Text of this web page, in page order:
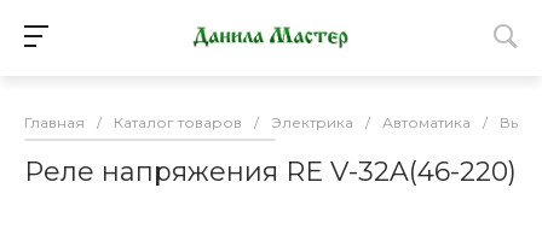
Главная / Каталог товаров / Электрика / Автоматика /
Реле напряжения RE V-32A(46-220)